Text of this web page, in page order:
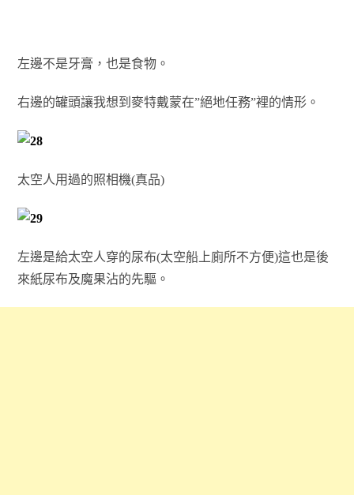
左邊不是牙膏，也是食物。
右邊的罐頭讓我想到麥特戴蒙在”絕地任務”裡的情形。
太空人用過的照相機(真品)
左邊是給太空人穿的尿布(太空船上廁所不方便)這也是後
來紙尿布及魔果沾的先驅。